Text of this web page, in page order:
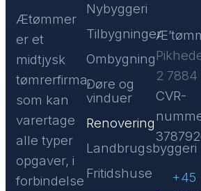
Ætømmer
er et
midtjysk
tømrerfirma,
som kan
varertage
alle typer
opgaver, i
forbindelse
Nybyggeri
Tilbygninger
Ombygning
Døre og
vinduer
Renovering
Landbrugsbyggeri
Fritidshuse
2 7884
CVR-
+45